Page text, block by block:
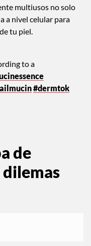
multiusos no solo
a nivel celular para
tu piel.
to a
#dermtok
de